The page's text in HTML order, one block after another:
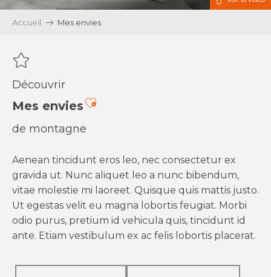
Accueil Mes envies
Découvrir
Mes enviesAjouter aux favoris
de montagne
Aenean tincidunt eros leo, nec consectetur ex
gravida ut. Nunc aliquet leo a nunc bibendum,
vitae molestie mi laoreet. Quisque quis mattis justo.
Ut egestas velit eu magna lobortis feugiat. Morbi
odio purus, pretium id vehicula quis, tincidunt id
ante. Etiam vestibulum ex ac felis lobortis placerat.